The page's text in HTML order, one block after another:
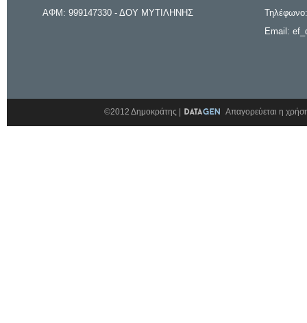
ΑΦΜ: 999147330 - ΔΟΥ ΜΥΤΙΛΗΝΗΣ
Email:
©2012 Δημοκράτης | Απαγορεύεται η